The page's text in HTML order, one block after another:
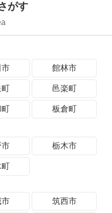
がす
市 館林市
町 邑楽町
町 板倉町
市 栃木市
町
市 筑西市